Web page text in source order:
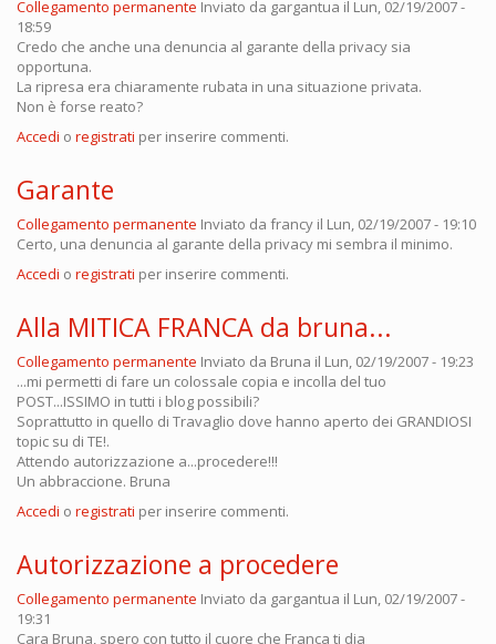
Collegamento permanente Inviato da gargantua il Lun, 02/19/2007 -
18:59
Credo che anche una denuncia al garante della privacy sia
opportuna.
La ripresa era chiaramente rubata in una situazione privata.
Non è forse reato?
Accedi o registrati per inserire commenti.
Garante
Collegamento permanente Inviato da francy il Lun, 02/19/2007 - 19:10
Certo, una denuncia al garante della privacy mi sembra il minimo.
Accedi o registrati per inserire commenti.
Alla MITICA FRANCA da bruna...
Collegamento permanente Inviato da Bruna il Lun, 02/19/2007 - 19:23
...mi permetti di fare un colossale copia e incolla del tuo
POST...ISSIMO in tutti i blog possibili?
Soprattutto in quello di Travaglio dove hanno aperto dei GRANDIOSI
topic su di TE!.
Attendo autorizzazione a...procedere!!!
Un abbraccione. Bruna
Accedi o registrati per inserire commenti.
Autorizzazione a procedere
Collegamento permanente Inviato da gargantua il Lun, 02/19/2007 -
19:31
Cara Bruna, spero con tutto il cuore che Franca ti dia